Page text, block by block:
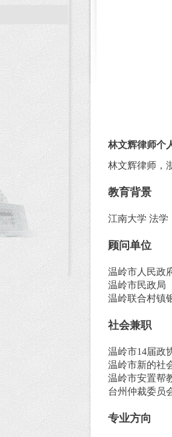
林文辉律师个
林文辉律师，
教育背景
江南大学 法学
顾问单位
温岭市人民政
温岭市民政局
温岭联合村镇
社会兼职
温岭市14届政
温岭市新的社
温岭市安置帮
台州仲裁委员
专业方向